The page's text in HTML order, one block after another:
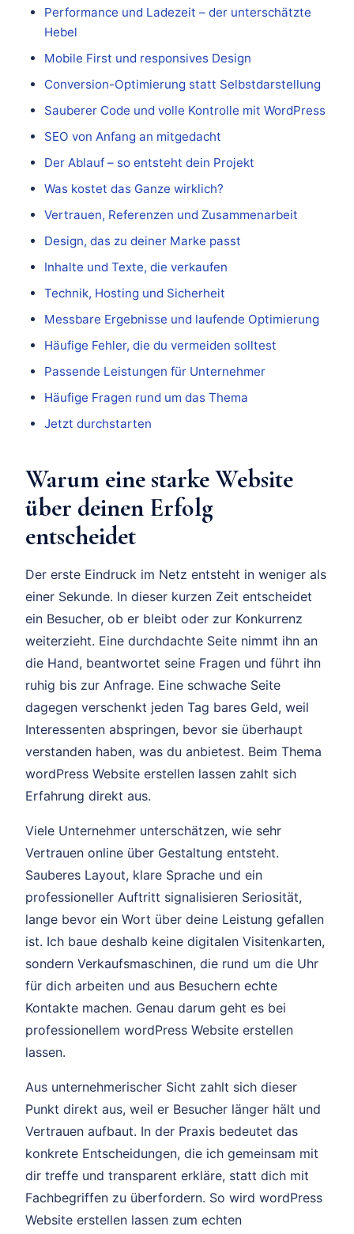
Performance und Ladezeit – der unterschätzte
Hebel
Mobile First und responsives Design
Conversion-Optimierung statt Selbstdarstellung
Sauberer Code und volle Kontrolle mit WordPress
SEO von Anfang an mitgedacht
Der Ablauf – so entsteht dein Projekt
Was kostet das Ganze wirklich?
Vertrauen, Referenzen und Zusammenarbeit
Design, das zu deiner Marke passt
Inhalte und Texte, die verkaufen
Technik, Hosting und Sicherheit
Messbare Ergebnisse und laufende Optimierung
Häufige Fehler, die du vermeiden solltest
Passende Leistungen für Unternehmer
Häufige Fragen rund um das Thema
Jetzt durchstarten
Warum eine starke Website
über deinen Erfolg
entscheidet
Der erste Eindruck im Netz entsteht in weniger als
einer Sekunde. In dieser kurzen Zeit entscheidet
ein Besucher, ob er bleibt oder zur Konkurrenz
weiterzieht. Eine durchdachte Seite nimmt ihn an
die Hand, beantwortet seine Fragen und führt ihn
ruhig bis zur Anfrage. Eine schwache Seite
dagegen verschenkt jeden Tag bares Geld, weil
Interessenten abspringen, bevor sie überhaupt
verstanden haben, was du anbietest. Beim Thema
wordPress Website erstellen lassen zahlt sich
Erfahrung direkt aus.
Viele Unternehmer unterschätzen, wie sehr
Vertrauen online über Gestaltung entsteht.
Sauberes Layout, klare Sprache und ein
professioneller Auftritt signalisieren Seriosität,
lange bevor ein Wort über deine Leistung gefallen
ist. Ich baue deshalb keine digitalen Visitenkarten,
sondern Verkaufsmaschinen, die rund um die Uhr
für dich arbeiten und aus Besuchern echte
Kontakte machen. Genau darum geht es bei
professionellem wordPress Website erstellen
lassen.
Aus unternehmerischer Sicht zahlt sich dieser
Punkt direkt aus, weil er Besucher länger hält und
Vertrauen aufbaut. In der Praxis bedeutet das
konkrete Entscheidungen, die ich gemeinsam mit
dir treffe und transparent erkläre, statt dich mit
Fachbegriffen zu überfordern. So wird wordPress
Website erstellen lassen zum echten